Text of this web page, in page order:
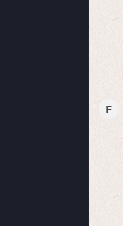
F